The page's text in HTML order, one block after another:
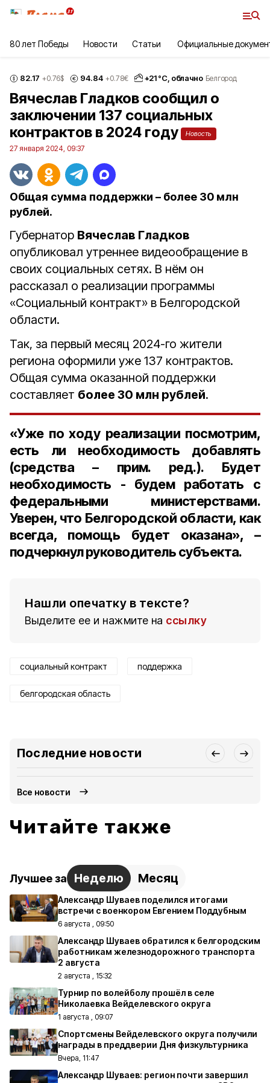
80 лет Победы Новости Статьи Официальные
82.17 +0.76$ 94.84 +0.78€ +21°С, облачно Белгород
Вячеслав Гладков сообщил о
заключении 137 социальных
контрактов в 2024 году
Новость
27 января 2024, 09:37
Общая сумма поддержки – более 30 млн
рублей.
Губернатор Вячеслав Гладков
опубликовал утреннее видеообращение в
своих социальных сетях. В нём он
рассказал о реализации программы
«Социальный контракт» в Белгородской
области.
Так, за первый месяц 2024-го жители
региона оформили уже 137 контрактов.
Общая сумма оказанной поддержки
составляет более 30 млн рублей.
«Уже по ходу реализации посмотрим,
есть ли необходимость добавлять
(средства – прим. ред.). Будет
необходимость - будем работать с
федеральными министерствами.
Уверен, что Белгородской области, как
всегда, помощь будет оказана», –
подчеркнул руководитель субъекта.
Нашли опечатку в тексте?
Выделите ее и нажмите на ссылку
социальный контракт поддержка
белгородская область
Последние новости
Все новости
Читайте также
Лучшее за Неделю Месяц
Александр Шуваев поделился итогами
встречи с военкором Евгением Поддубным
6 августа , 09:50
Александр Шуваев обратился к белгородским
работникам железнодорожного транспорта
2 августа
2 августа , 15:32
Турнир по волейболу прошёл в селе
Николаевка Вейделевского округа
1 августа , 09:07
Спортсмены Вейделевского округа получили
награды в преддверии Дня физкультурника
Вчера, 11:47
Александр Шуваев: регион почти завершил